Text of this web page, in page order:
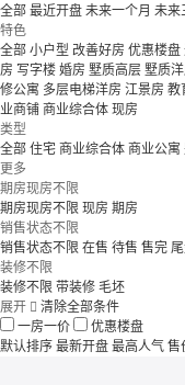
全部 最近开盘 未来一个月 未来
特色
全部 小户型 改善好房 优惠楼盘
房 写字楼 婚房 墅质高层 墅质
修公寓 多层电梯洋房 江景房 教
业商铺 商业综合体 现房
类型
全部 住宅 商业综合体 商业公寓
更多
期房现房不限
期房现房不限 现房 期房
销售状态不限
销售状态不限 在售 待售 售完
装修不限
装修不限 带装修 毛坯
展开  清除全部条件
一房一价
优惠楼盘
默认排序 最新开盘 最高人气 售